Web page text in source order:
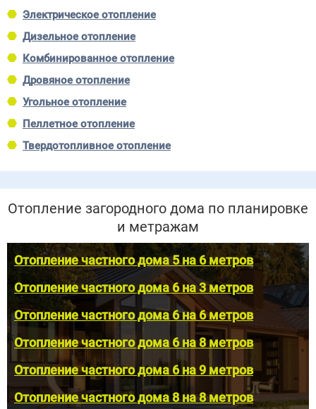
Электрическое отопление
Дизельное отопление
Комбинированное отопление
Дровяное отопление
Угольное отопление
Пеллетное отопление
Твердотопливное отопление
Отопление загородного дома по планировке
и метражам
Отопление частного дома 5 на 6 метров
Отопление частного дома 6 на 3 метров
Отопление частного дома 6 на 6 метров
Отопление частного дома 6 на 8 метров
Отопление частного дома 6 на 9 метров
Отопление частного дома 8 на 8 метров